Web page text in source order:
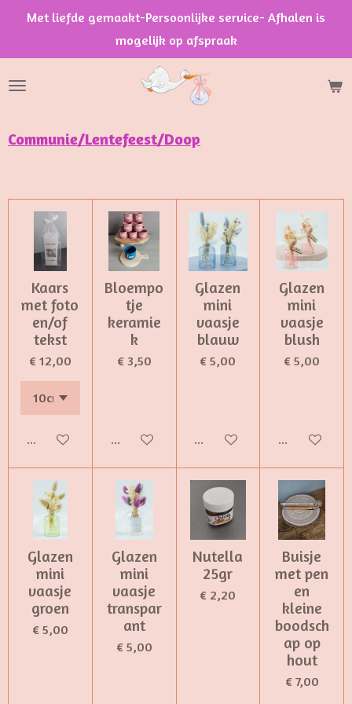
de
Met liefde gemaakt-Persoonlijke service- Afhalen is
mogelijk op afspraak
Communie/Lentefeest/Doop
Kaars
met foto
en/of
tekst
€ 12,00
Bekijk details
Bloempo
tje
keramie
k
€ 3,50
Bekijk details
Glazen
mini
vaasje
blauw
€ 5,00
Bekijk details
Glazen
mini
vaasje
blush
€ 5,00
Bekijk
Glazen
mini
vaasje
groen
€ 5,00
Glazen
mini
vaasje
transpar
ant
€ 5,00
Nutella
25gr
€ 2,20
Buisje
met pen
en
kleine
boodsch
ap op
hout
€ 7,00